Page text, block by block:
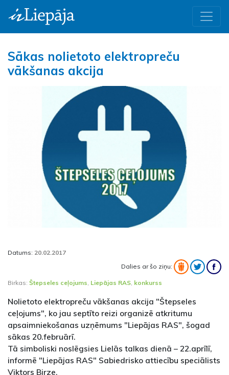
Sākas nolietoto elektropreču
vākšanas akcija
Datums: 20.02.2017
Dalies ar šo ziņu:
Birkas: Štepseles ceļojums, Liepājas RAS, konkurss
Nolietoto elektropreču vākšanas akcija "Štepseles
ceļojums", ko jau septīto reizi organizē atkritumu
apsaimniekošanas uzņēmums "Liepājas RAS", šogad
sākas 20.februārī.
Tā simboliski noslēgsies Lielās talkas dienā – 22.aprīlī,
informē "Liepājas RAS" Sabiedrisko attiecību speciālists
Viktors Birze.